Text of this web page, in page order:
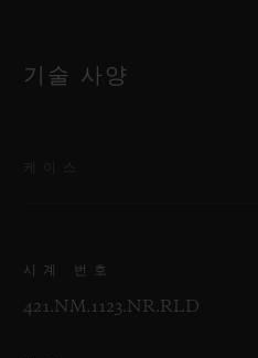
기술 사양
시계 번호
421.NM.1123.NR.RLD